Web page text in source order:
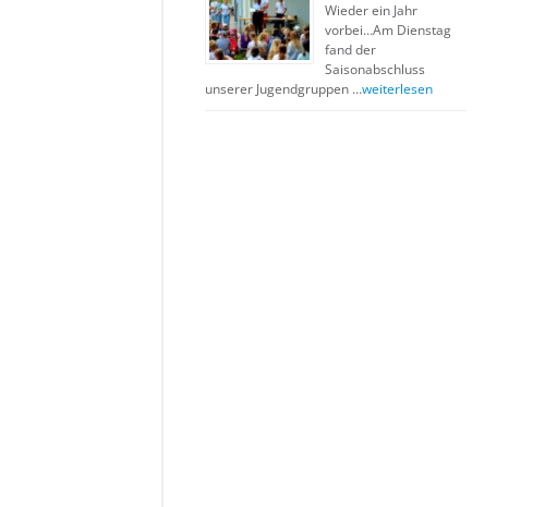
Wieder ein Jahr
vorbei…Am Dienstag
fand der
Saisonabschluss
unserer Jugendgruppen …weiterlesen